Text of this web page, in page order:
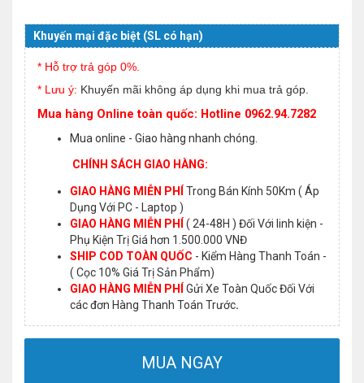
Khuyến mại đặc biệt (SL có hạn)
* Hỗ trợ trả góp 0%.
* Lưu ý: Khuyến mãi không áp dụng khi mua trả góp.
Mua hàng Online toàn quốc: Hotline 0962.94.7282
Mua online - Giao hàng nhanh chóng.
CHÍNH SÁCH GIAO HÀNG:
GIAO HÀNG MIỄN PHÍ
Trong Bán Kính 50Km ( Áp
Dụng Với PC - Laptop )
GIAO HÀNG MIỄN PHÍ
( 24-48H ) Đối Với linh kiện -
Phụ Kiện Trị Giá hơn 1.500.000 VNĐ
SHIP COD TOÀN QUỐC - Kiểm Hàng Thanh Toán -
( Cọc 10% Giá Trị Sản Phẩm)
GIAO HÀNG MIỄN PHÍ
Gửi Xe Toàn Quốc Đối Với
các đơn Hàng Thanh Toán Trước.
MUA NGAY